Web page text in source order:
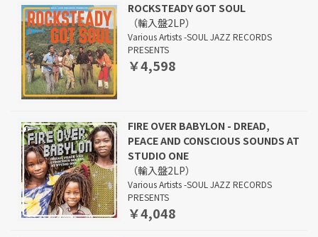
ROCKSTEADY GOT SOUL
（輸入盤2LP）
Various Artists -SOUL JAZZ RECORDS
PRESENTS
￥4,598
FIRE OVER BABYLON - DREAD,
PEACE AND CONSCIOUS SOUNDS AT
STUDIO ONE
（輸入盤2LP）
Various Artists -SOUL JAZZ RECORDS
PRESENTS
￥4,048